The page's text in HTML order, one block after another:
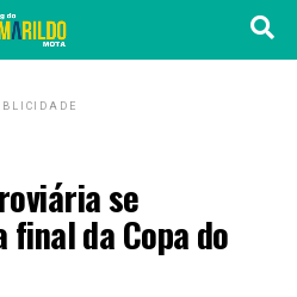
se
da Copa do